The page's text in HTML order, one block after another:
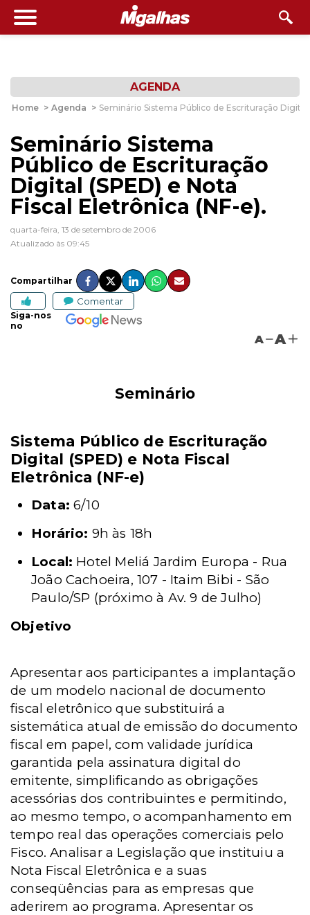
AGENDA
Home > Agenda > Seminário Sistema Público de Escrituração Digital
Seminário Sistema
Público de Escrituração
Digital (SPED) e Nota
Fiscal Eletrônica (NF-e).
quarta-feira, 13 de setembro de 2006
Atualizado às 09:45
Compartilhar
Comentar
Siga-nos
no
A A
Seminário
Sistema Público de Escrituração
Digital (SPED) e Nota Fiscal
Eletrônica (NF-e)
Data: 6/10
Horário: 9h às 18h
Local: Hotel Meliá Jardim Europa - Rua
João Cachoeira, 107 - Itaim Bibi - São
Paulo/SP (próximo à Av. 9 de Julho)
Objetivo
Apresentar aos participantes a implantação
de um modelo nacional de documento
fiscal eletrônico que substituirá a
sistemática atual de emissão do documento
fiscal em papel, com validade jurídica
garantida pela assinatura digital do
emitente, simplificando as obrigações
acessórias dos contribuintes e permitindo,
ao mesmo tempo, o acompanhamento em
tempo real das operações comerciais pelo
Fisco. Analisar a Legislação que instituiu a
Nota Fiscal Eletrônica e a suas
conseqüências para as empresas que
aderirem ao programa. Apresentar os